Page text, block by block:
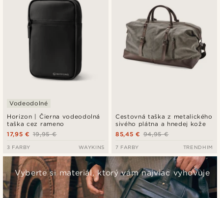
Horizon | Čierna vodeodolná
taška cez rameno
Vodeodolné
19,95 €
17,95 €
3 FARBY WAYKINS
Cestovná taška z metalického
sivého plátna a hnedej kože
94,95 €
85,45 €
7 FARBY TRENDHIM
Vyberte si materiál, ktorý vám najviac vyhovuje